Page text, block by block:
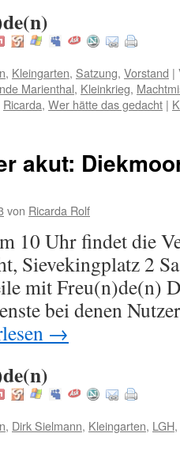
, Kleingarten, Satzung, Vorstand |
Marienthal, Kleinkrieg,
Ricarda, Wer hätte das gedacht |
akut:
von Ricarda Rolf
10 Uhr findet die
Sievekingplatz 2
mit Freu(n)de(n)
bei denen
→
, Dirk Sielmann, Kleingarten, LGH,